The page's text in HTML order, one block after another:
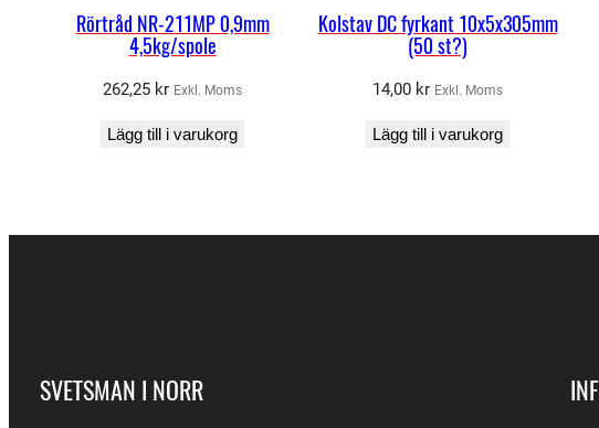
Rörtråd NR-211MP 0,9mm
4,5kg/spole
262,25 kr Exkl. Moms
Lägg till i varukorg
Kolstav DC fyrkant 10x5x305mm
(50 st?)
14,00 kr Exkl. Moms
Lägg till i varukorg
SVETSMAN I NORR